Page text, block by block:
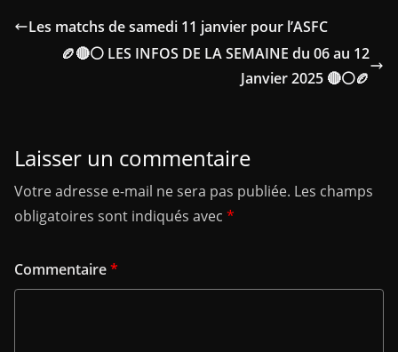
Les matchs de samedi 11 janvier pour l’ASFC
🏉🔴⚪ LES INFOS DE LA SEMAINE du 06 au 12
Janvier 2025 🔴⚪🏉
Laisser un commentaire
Votre adresse e-mail ne sera pas publiée. Les champs
obligatoires sont indiqués avec *
Commentaire*